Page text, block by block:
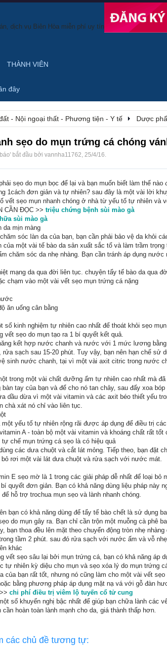
- Nội ngoại thất - Phương tiện - Y tế Dược
sẹo do mụn trứng cá chóng
' bắt đầu bởi vannha11762, 25/4/16.
sẹo do mụn bọc để lại và bạn muốn biết làm thế
1cách đơn giản và tự nhiên? sau đây là một vài lời
vết sẹo mụn nhanh chóng ở nhà từ yếu tố tự nhiên và
CẦN ĐỌC >> triệu chứng bệnh sùi mào gà
sùi mào gà
da mịn màng
sóc làn da của bạn, bạn cần phải bảo vệ da khỏi
một vài tế bào da sản xuất sắc tố và làm trầm
chăm sóc da nhẹ nhàng. Bạn cần tránh áp dụng
mạng da qua đời liên tục. chuyện tẩy tế bào da qua
chạm vào một vài vết sẹo mụn trứng cá nặng
ăn uống cân bằng
số kinh nghiệm tự nhiên cao nhất để thoát khỏi sẹo
vết sẹo do mụn tạo ra 1 bí quyết kết quả.
kết hợp nước chanh và nước với 1 mức lương
rửa sạch sau 15-20 phút. Tuy vậy, bạn nên hạn chế sử
sinh nước chanh, tại vì một vài axit citric trong nước
trong một vài chất dưỡng ẩm tự nhiên cao nhất mà
bàn tay của bạn và để cho nó tan chảy, sau đấy xoa
dầu dừa vì một vài vitamin và các axit béo thiết yếu
chà xát nó chỉ vào liên tục.
một yếu tố tự nhiên rộng rãi được áp dụng để điều trị
A - toàn bộ một vài vitamin và khoáng chất rất tốt
tự chế mụn trứng cá sẹo là có hiệu quả
các dưa chuột và cắt lát mỏng. Tiếp theo, bạn đặt
bỏ rơi một vài lát dưa chuột và rửa sạch với nước mát.
E sẹo mờ là 1 trong các giải pháp dễ nhất để loại
quyết đơn giản. Bạn có khả năng dùng liệu pháp này
hỗ trợ trochua mụn sẹo và lành nhanh chóng.
bạn có khả năng dùng để tẩy tế bào chết là sử dụng
do mụn gây ra. Bạn chỉ cần trộn một muỗng cà phê
bạn thoa đều lên mặt theo chuyển động tròn nhẹ
tầm 2 phút. sau đó rửa sạch với nước ấm và vỗ
khác
vết sẹo sâu lại bởi mụn trứng cá, bạn có khả năng áp
tự nhiên kỳ diệu cho mụn và sẹo xóa lý do mụn trứng
của bạn rất tốt, nhưng nó cũng làm cho một vài vết
bằng phương pháp áp dụng mặt nạ vá với gỗ đàn
chi phí điều trị viêm lộ tuyến cổ tử cung
số khuyến nghị bậc nhất để giúp bạn chữa lành các
cần hoàn toàn lành mạnh cho da, giá thành thấp hơn.
các chủ đề tương tự:
đây
THÀNH VIÊN